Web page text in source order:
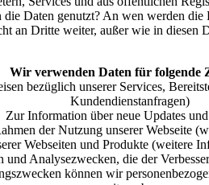
die Daten genutzt? An wen werden die
an Dritte weiter, außer wie in diesen
Wir verwenden Daten für folgende
bezüglich unserer Services,
Kundendienstanfragen)
Zur Information über neue Updates
der Nutzung unserer Webseite
Webseiten und Produkte (weitere
und Analysezwecken, die der
können wir